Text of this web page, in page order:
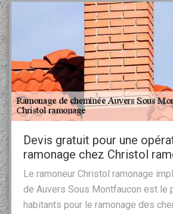
Devis gratuit pour une
ramonage chez Christol
Le ramoneur Christol ramonage
de Auvers Sous Montfaucon est le
habitants pour le ramonage des